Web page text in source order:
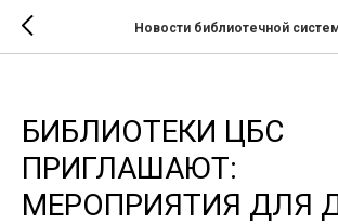
Новости библиотечной
БИБЛИОТЕКИ ЦБС
ПРИГЛАШАЮТ:
МЕРОПРИЯТИЯ ДЛЯ